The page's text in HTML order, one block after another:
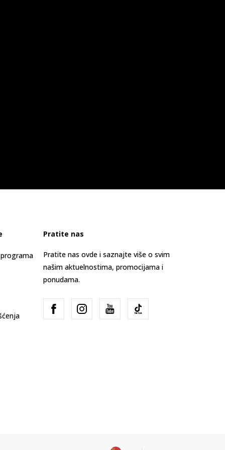
Pratite nas
Pratite nas ovde i saznajte više o svim
našim aktuelnostima, promocijama i
ponudama.